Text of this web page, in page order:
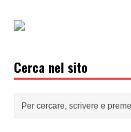
Cerca nel sito